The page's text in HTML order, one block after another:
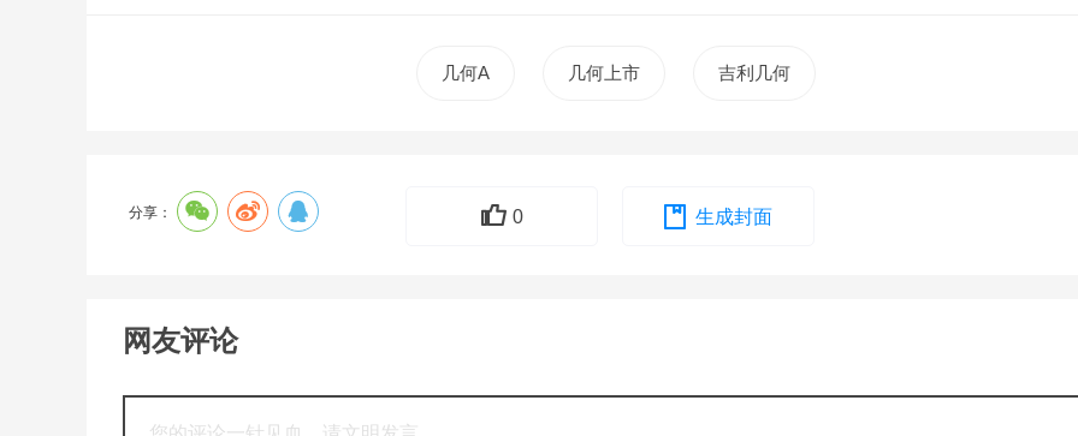
几何A 几何上市 吉利几何
分享： 0 生成封面
网友评论